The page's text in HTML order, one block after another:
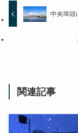
中央埠頭
関連記事